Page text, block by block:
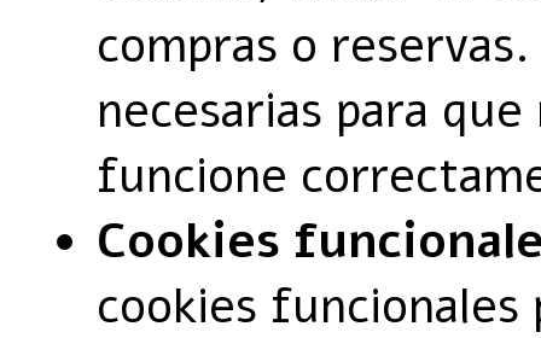
compras o
necesarias para
funcione
Cookies
cookies